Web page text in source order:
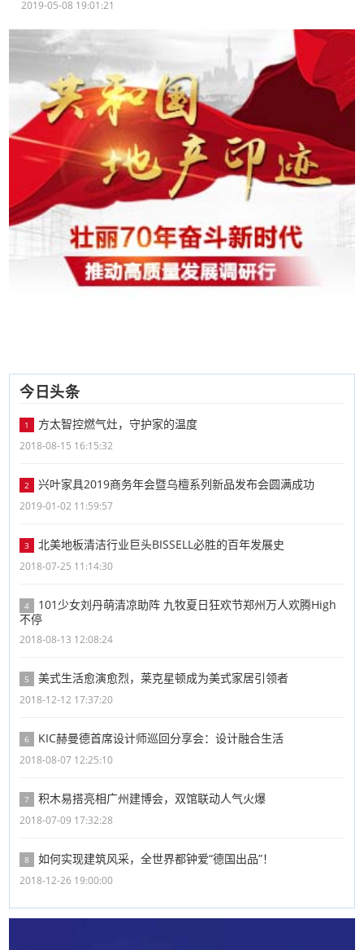
2019-05-08 19:01:21
今日头条
1 方太智控燃气灶，守护家的温度
2018-08-15 16:15:32
2 兴叶家具2019商务年会暨乌檀系列新品发布会圆满成功
2019-01-02 11:59:57
3 北美地板清洁行业巨头BISSELL必胜的百年发展史
2018-07-25 11:14:30
4
101少女刘丹萌清凉助阵 九牧夏日狂欢节郑州万人欢腾High
不停
2018-08-13 12:08:24
5 美式生活愈演愈烈，莱克星顿成为美式家居引领者
2018-12-12 17:37:20
6 KIC赫曼德首席设计师巡回分享会：设计融合生活
2018-08-07 12:25:10
7 积木易搭亮相广州建博会，双馆联动人气火爆
2018-07-09 17:32:28
8 如何实现建筑风采，全世界都钟爱“德国出品”！
2018-12-26 19:00:00